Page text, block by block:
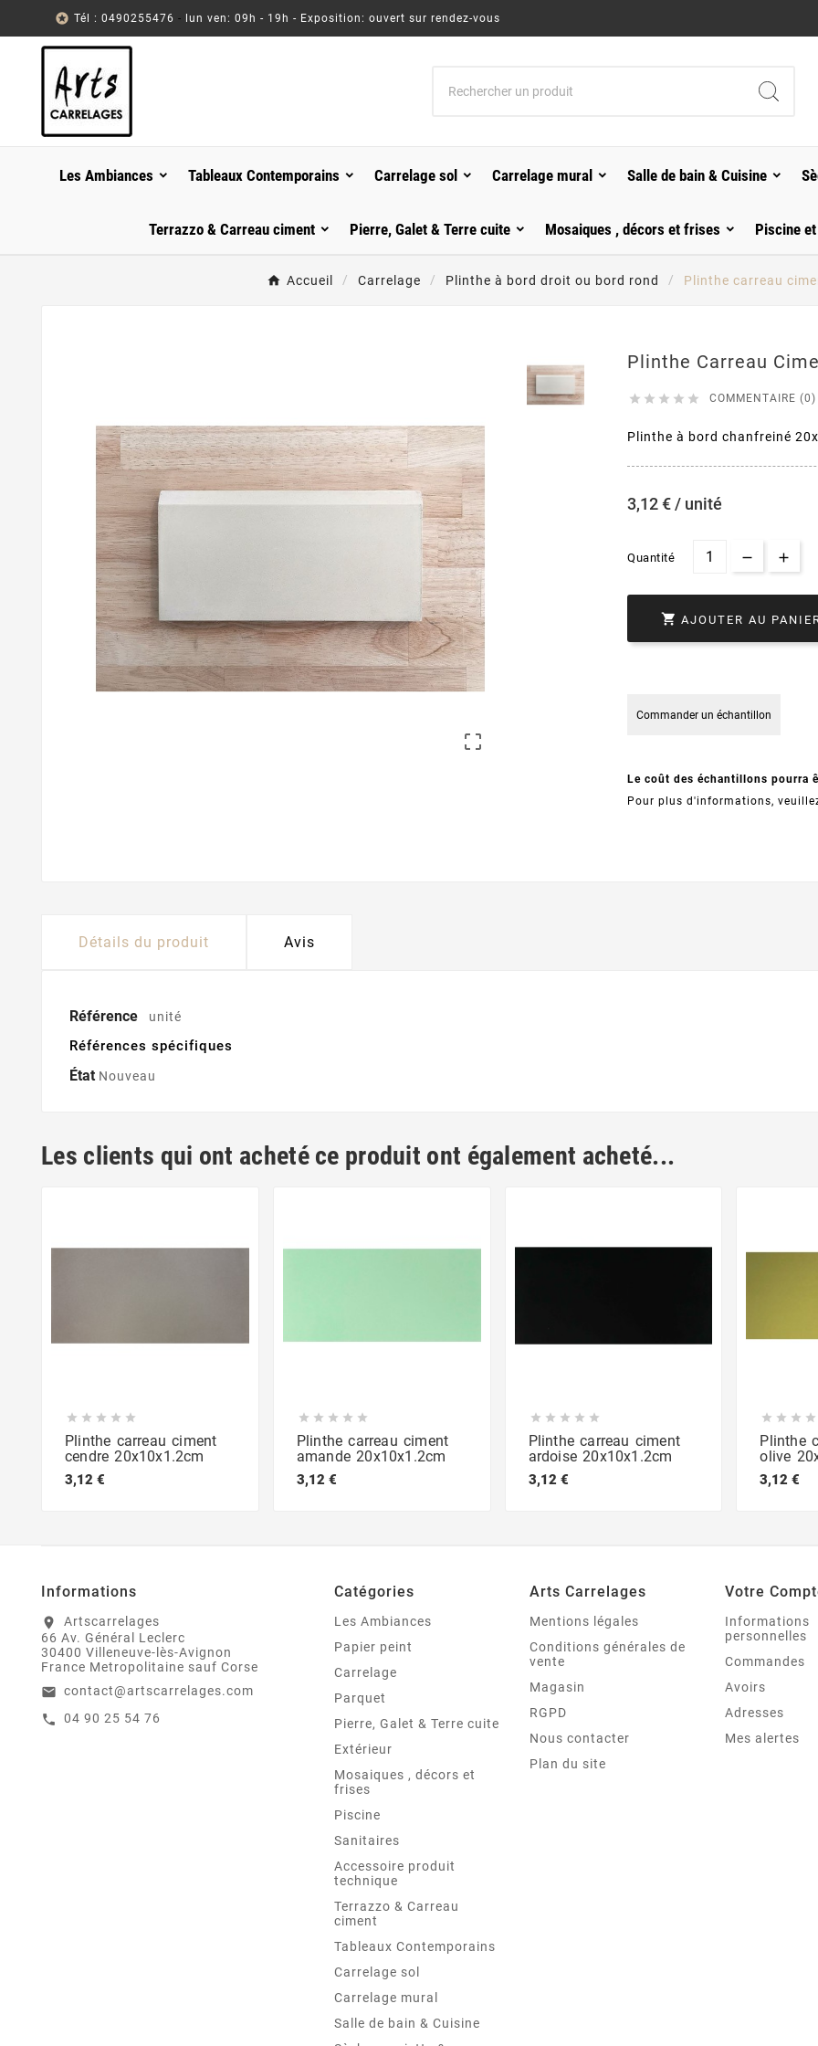
 Tél : 0490255476 - lun ven: 09h - 19h - Exposition: ouvert sur rendez-vous
Les Ambiances Tableaux Contemporains Carrelage sol Carrelage mural Salle de bain & Cuisine
Terrazzo & Carreau ciment Pierre, Galet & Terre cuite Mosaiques , décors et frises Piscine
Accueil Carrelage Plinthe à bord droit ou bord rond Plinthe carreau

Plinthe Carreau
     COMMENTAIRE (0)
Plinthe à bord chanfreiné
3,12 € / unité
Quantité
 AJOUTER AU
Commander un échantillon
Le coût des échantillons pourra
Pour plus d'informations,
Détails du produit Avis
Référence unité
Références spécifiques
État Nouveau
Les clients qui ont acheté ce produit ont également acheté...
    
Plinthe carreau ciment
cendre 20x10x1.2cm
3,12 €
    
Plinthe carreau ciment
amande 20x10x1.2cm
3,12 €
    
Plinthe carreau ciment
ardoise 20x10x1.2cm
3,12 €
   
Plinthe
olive
3,12 €
Informations
location_on
Artscarrelages
66 Av. Général Leclerc
30400 Villeneuve-lès-Avignon
France Metropolitaine sauf Corse
email contact@artscarrelages.com
call 04 90 25 54 76
Catégories
Les Ambiances
Papier peint
Carrelage
Parquet
Pierre, Galet & Terre cuite
Extérieur
Mosaiques , décors et
frises
Piscine
Sanitaires
Accessoire produit
technique
Terrazzo & Carreau
ciment
Tableaux Contemporains
Carrelage sol
Carrelage mural
Salle de bain & Cuisine
Arts Carrelages
Mentions légales
Conditions générales de
vente
Magasin
RGPD
Nous contacter
Plan du site
Votre
Informations
personnelles
Commandes
Avoirs
Adresses
Mes alertes